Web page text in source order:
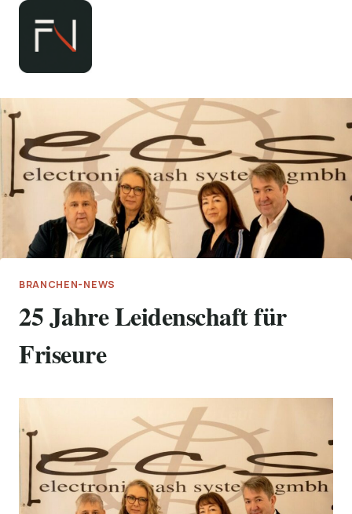
Zum
springen
BRANCHEN-NEWS
25 Jahre Leidenschaft für
Friseure